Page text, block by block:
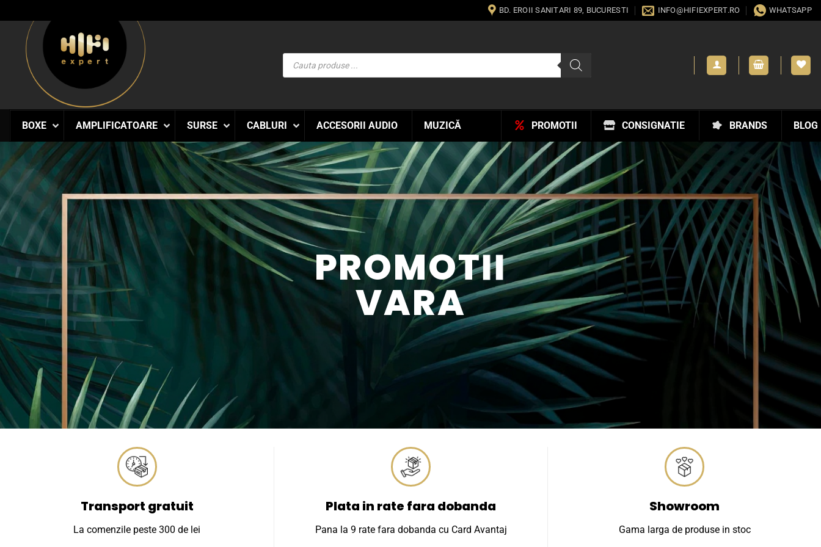
to
content
BD. EROII SANITARI 89, BUCURESTI INFO@HIFIEXPERT.RO WHATSAPP
Products
search
BOXE AMPLIFICATOARE SURSE CABLURI ACCESORII AUDIO MUZICĂ BLOG
BRANDS
CONSIGNATIE
PROMOTII
PROMOTII
VARA
Transport gratuit
La comenzile peste 300 de lei
Plata in rate fara dobanda
Pana la 9 rate fara dobanda cu Card Avantaj
Showroom
Gama larga de produse in stoc